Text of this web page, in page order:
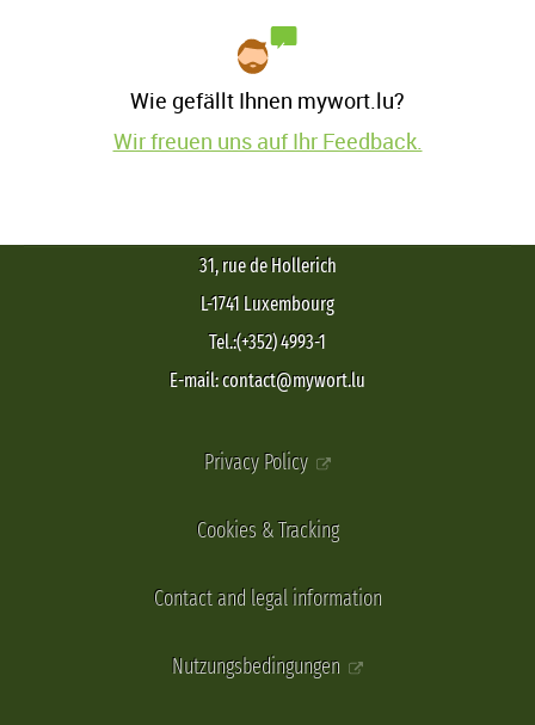
Wie gefällt Ihnen mywort.lu?
Wir freuen uns auf Ihr Feedback.
31, rue de Hollerich
L-1741 Luxembourg
Tel.:(+352) 4993-1
E-mail: contact@mywort.lu
Privacy Policy
Cookies & Tracking
Contact and legal information
Nutzungsbedingungen